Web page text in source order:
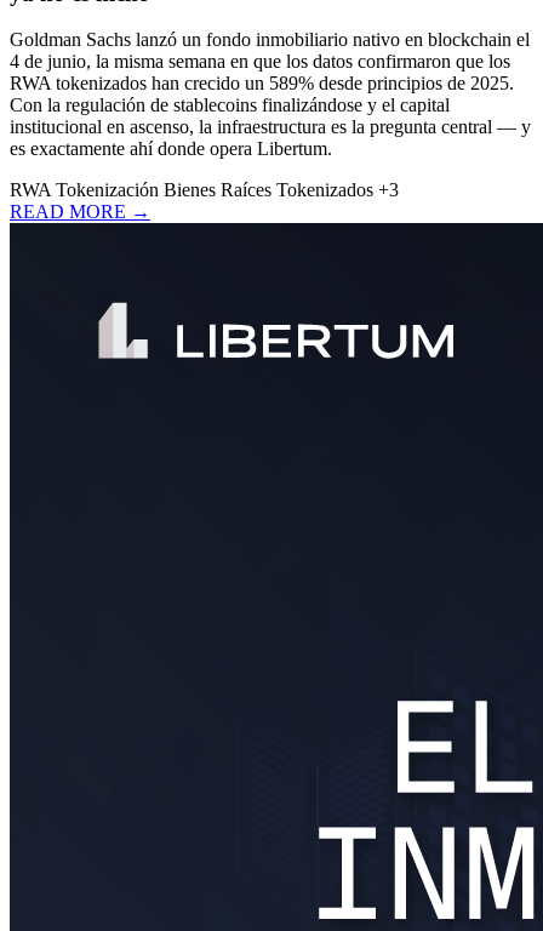
Goldman Sachs lanzó un fondo inmobiliario nativo en blockchain el
4 de junio, la misma semana en que los datos confirmaron que los
RWA tokenizados han crecido un 589% desde principios de 2025.
Con la regulación de stablecoins finalizándose y el capital
institucional en ascenso, la infraestructura es la pregunta central — y
es exactamente ahí donde opera Libertum.
RWATokenización Bienes Raíces Tokenizados +3
READ MORE →